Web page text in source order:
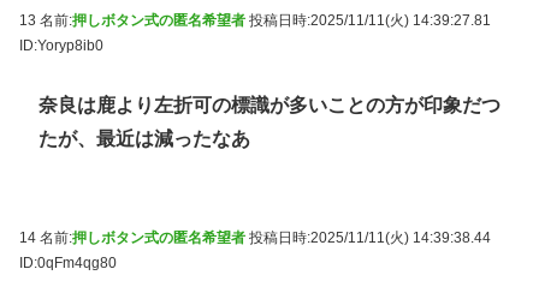
13 名前:押しボタン式の匿名希望者 投稿日時:2025/11/11(火) 14:39:27.81
ID:Yoryp8ib0
奈良は鹿より左折可の標識が多いことの方が印象だつ
たが、最近は減ったなあ
14 名前:押しボタン式の匿名希望者 投稿日時:2025/11/11(火) 14:39:38.44
ID:0qFm4qg80